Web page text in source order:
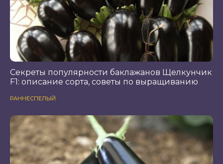
Секреты популярности баклажанов Щелкунчик
F1: описание сорта, советы по выращиванию
РАННЕСПЕЛЫЙ